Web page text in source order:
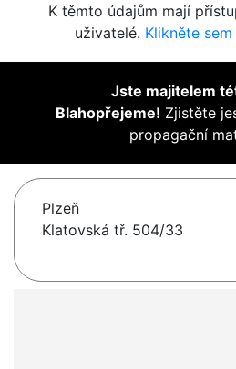
K těmto údajům mají
uživatelé. Klikněte
Jste majitelem
Blahopřejeme! Zjistěte
propagační
Plzeň
Klatovská tř. 504/33